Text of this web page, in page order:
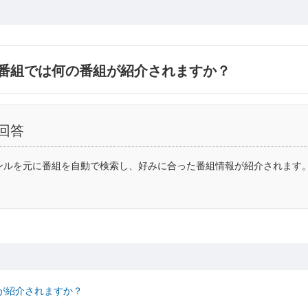
組では何の番組が紹介されますか？
答
を元に番組を自動で検索し、好みに合った番組情報が紹介されます
介されますか？